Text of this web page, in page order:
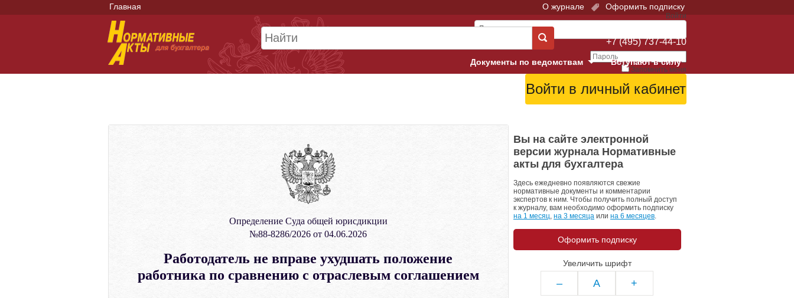
Главная О журнале Оформить подписку
Войти
Запомнить меня
+7 (495) 737-44-10
Вступают в силу
Документы по ведомствам
Арбитражные суды
Верховный Суд
Гострудинспекция в г. Москве
Конституционный Суд
Правительство
Определение Суда общей юрисдикции
№88-8286/2026 от 04.06.2026
Работодатель не вправе ухудшать положение
работника по сравнению с отраслевым соглашением
Вы на сайте электронной
версии журнала Нормативные
акты для бухгалтера
Здесь ежедневно появляются свежие
нормативные документы и комментарии
экспертов к ним. Чтобы получить полный доступ
к журналу, вам необходимо оформить подписку
на 1 месяц, на 3 месяца или на 6 месяцев.
Оформить подписку
Увеличить шрифт
– A +